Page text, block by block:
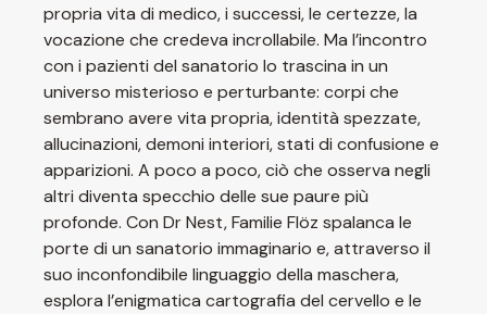
propria vita di medico, i successi, le certezze, la
vocazione che credeva incrollabile. Ma l’incontro
con i pazienti del sanatorio lo trascina in un
universo misterioso e perturbante: corpi che
sembrano avere vita propria, identità spezzate,
allucinazioni, demoni interiori, stati di confusione e
apparizioni. A poco a poco, ciò che osserva negli
altri diventa specchio delle sue paure più
profonde. Con Dr Nest, Familie Flöz spalanca le
porte di un sanatorio immaginario e, attraverso il
suo inconfondibile linguaggio della maschera,
esplora l’enigmatica cartografia del cervello e le